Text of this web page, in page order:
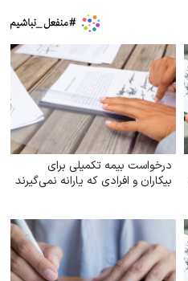
درخواست بیمه تکمیلی برای
بیکاران و افرادی که یارانه نمی‌گیرند